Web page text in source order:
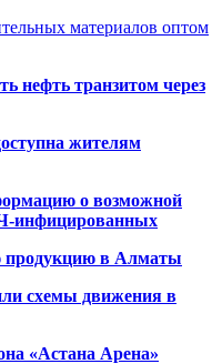
материалов оптом
нефть транзитом через
жителям
о возможной
инфицированных
продукцию в Алматы
схемы движения в
«Астана Арена»